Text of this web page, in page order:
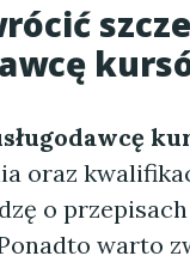
oraz
o
warto